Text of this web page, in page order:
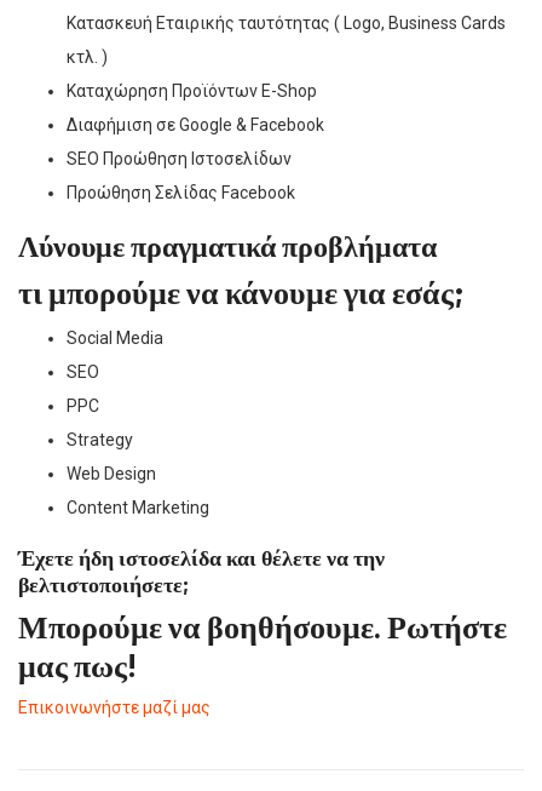
Κατασκευή Εταιρικής ταυτότητας ( Logo, Business Cards
κτλ. )
Καταχώρηση Προϊόντων E-Shop
Διαφήμιση σε Google & Facebook
SEO Προώθηση Ιστοσελίδων
Προώθηση Σελίδας Facebook
Λύνουμε πραγματικά προβλήματα
τι μπορούμε να κάνουμε για εσάς;
Social Media​​
SEO
PPC
Strategy​​
Web Design​
Content Marketing​
Έχετε ήδη ιστοσελίδα και θέλετε να την
βελτιστοποιήσετε;
Μπορούμε να βοηθήσουμε. Ρωτήστε
μας πως!
Επικοινωνήστε μαζί μας